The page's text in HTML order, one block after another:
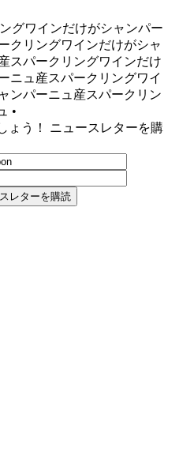
グワインだけがシャンパー
クリングワインだけがシャ
スパークリングワインだけ
ニュ産スパークリングワイ
ンパーニュ産スパークリン
•
ょう！ ニュースレターを購
レターを購読